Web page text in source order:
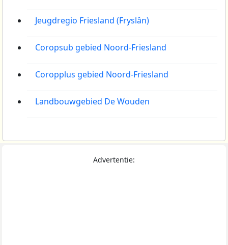
Jeugdregio Friesland (Fryslân)
Coropsub gebied Noord-Friesland
Coropplus gebied Noord-Friesland
Landbouwgebied De Wouden
Advertentie: